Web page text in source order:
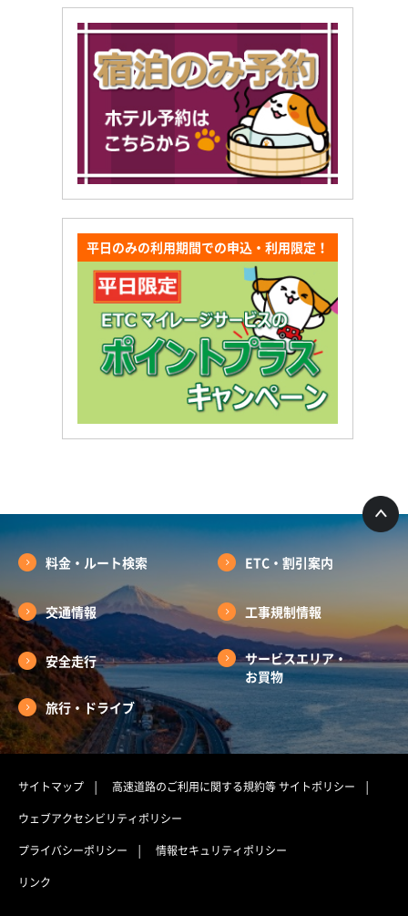
平日のみの利用期間での申込・利用限定！
料金・ルート検索 ETC・割引案内
交通情報 工事規制情報
安全走行
サービスエリア・
お買物
旅行・ドライブ
サイトマップ 高速道路のご利用に関する規約等サイトポリシー
ウェブアクセシビリティポリシー
プライバシーポリシー
情報セキュリティポリシー
リンク